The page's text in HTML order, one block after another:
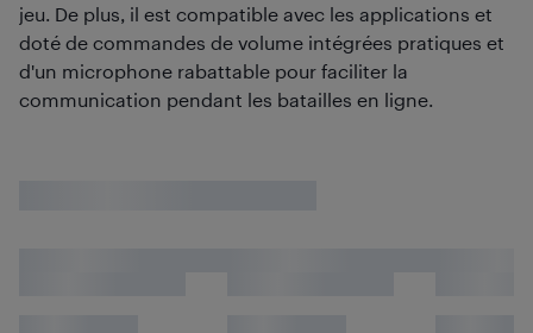
jeu. De plus, il est compatible avec les applications et
doté de commandes de volume intégrées pratiques et
d'un microphone rabattable pour faciliter la
communication pendant les batailles en ligne.